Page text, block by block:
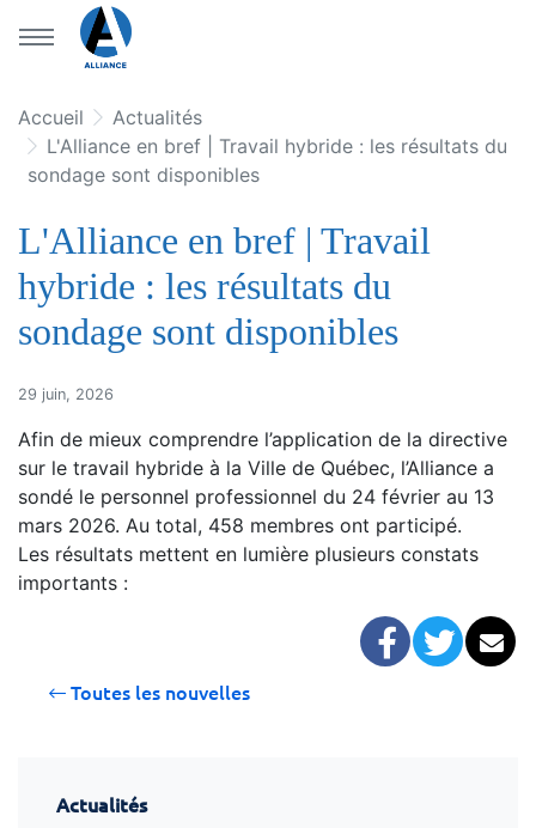
Aller au menu principal
Aller au contenu principal
Accueil
Actualités
L'Alliance en bref | Travail hybride : les résultats du
sondage sont disponibles
L'Alliance en bref | Travail
hybride : les résultats du
sondage sont disponibles
29 juin, 2026
Afin de mieux comprendre l’application de la directive
sur le travail hybride à la Ville de Québec, l’Alliance a
sondé le personnel professionnel du 24 février au 13
mars 2026. Au total, 458 membres ont participé.
Les résultats mettent en lumière plusieurs constats
importants :
Facebook
Twitter
Toutes les nouvelles
Actualités